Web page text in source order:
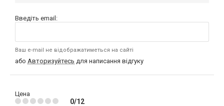
Введіть email:
Ваш e-mail не відображатиметься на сайті
або Авторизуйтесь для написання відгуку
Цена
0/12